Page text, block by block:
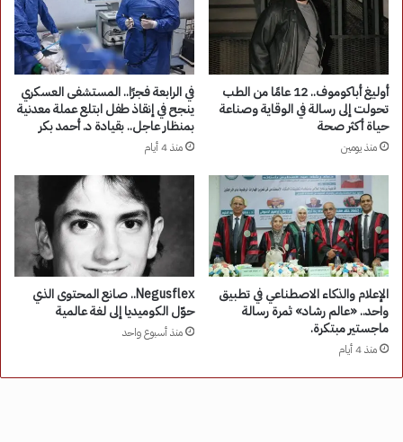
أوليغ أباكوموف.. 12 عامًا من الطب
تحولت إلى رسالة في الوقاية وصناعة
حياة أكثر صحة
منذ يومين
في الرابعة فجرًا.. المستشفى العسكري
ينجح في إنقاذ طفل ابتلع عملة معدنية
بمنظار عاجل.. بقيادة د. أحمد بكر
منذ 4 أيام
الإعلام والذكاء الاصطناعي في تطبيق
واحد.. «عالم رشاد» ثمرة رسالة
ماجستير مبتكرة.
منذ 4 أيام
Negusflex.. صانع المحتوى الذي
حوّل الكوميديا إلى لغة عالمية
منذ أسبوع واحد